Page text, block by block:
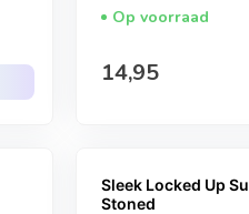
Op voorraad
Normale prijs
14,95
Sleek Locked Up
Stoned